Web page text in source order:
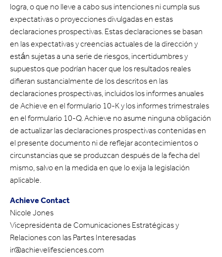
logra, o que no lleve a cabo sus intenciones ni cumpla sus
expectativas o proyecciones divulgadas en estas
declaraciones prospectivas. Estas declaraciones se basan
en las expectativas y creencias actuales de la dirección y
están sujetas a una serie de riesgos, incertidumbres y
supuestos que podrían hacer que los resultados reales
difieran sustancialmente de los descritos en las
declaraciones prospectivas, incluidos los informes anuales
de Achieve en el formulario 10-K y los informes trimestrales
en el formulario 10-Q. Achieve no asume ninguna obligación
de actualizar las declaraciones prospectivas contenidas en
el presente documento ni de reflejar acontecimientos o
circunstancias que se produzcan después de la fecha del
mismo, salvo en la medida en que lo exija la legislación
aplicable.
Achieve Contact
Nicole Jones
Vicepresidenta de Comunicaciones Estratégicas y
Relaciones con las Partes Interesadas
ir@achievelifesciences.com